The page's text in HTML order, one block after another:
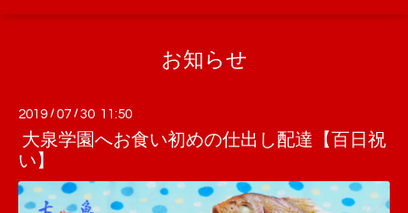
お知らせ
2019 /07 /30 11:50
大泉学園へお食い初めの仕出し配達【百日祝
い】